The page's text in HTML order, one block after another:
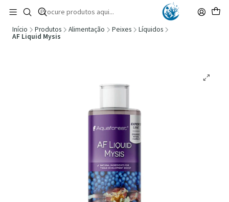
🚚 Portugal Continental: Portes Grátis desde 149,90€ (Envio extresso: 14,90€)
Ler mais
Início Produtos Alimentação Peixes
Líquidos
AF Liquid Mysis